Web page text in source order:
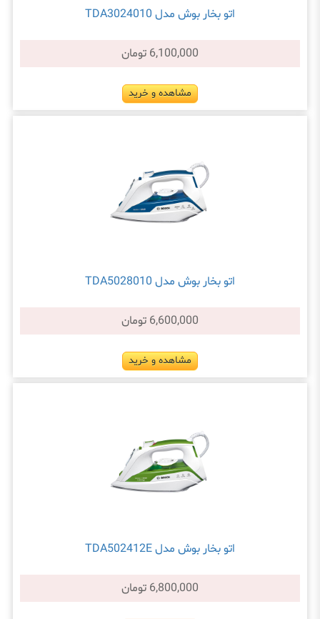
اتو بخار بوش مدل TDA3024010
6,100,000 تومان
مشاهده و خرید
اتو بخار بوش مدل TDA5028010
6,600,000 تومان
مشاهده و خرید
اتو بخار بوش مدل TDA502412E
6,800,000 تومان